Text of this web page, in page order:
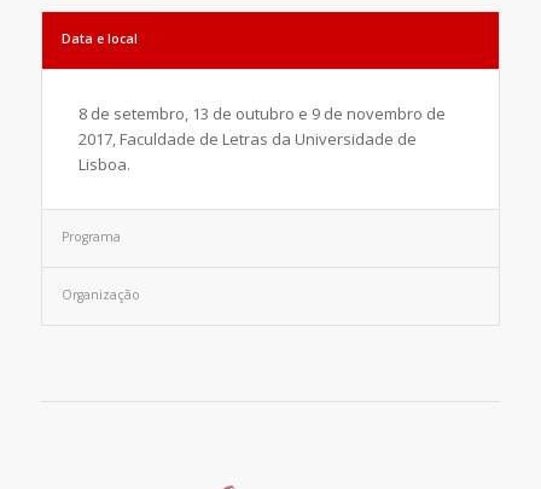
Data e local
8 de setembro, 13 de outubro e 9 de novembro de
2017, Faculdade de Letras da Universidade de
Lisboa.
Programa
Organização